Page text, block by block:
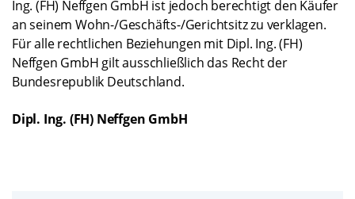
Ing. (FH) Neffgen GmbH ist jedoch berechtigt den Käufer
an seinem Wohn-/Geschäfts-/Gerichtsitz zu verklagen.
Für alle rechtlichen Beziehungen mit Dipl. Ing. (FH)
Neffgen GmbH gilt ausschließlich das Recht der
Bundesrepublik Deutschland.
Dipl. Ing. (FH) Neffgen GmbH